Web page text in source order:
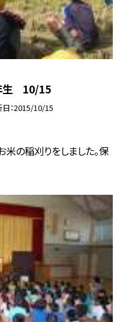
生 10/15
日 2015/10/15
米の稲刈りをしました。保